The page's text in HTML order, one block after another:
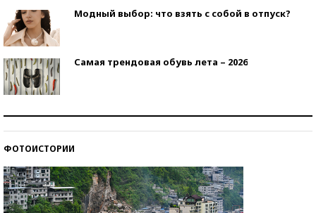
Модный выбор: что взять с собой в отпуск?
Самая трендовая обувь лета – 2026
ФОТОИСТОРИИ